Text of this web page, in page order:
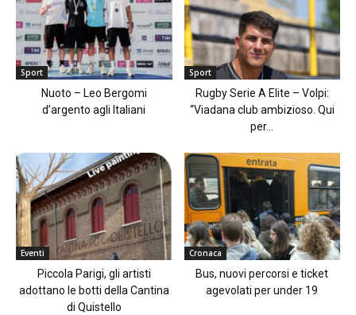
Sport
Nuoto – Leo Bergomi
d’argento agli Italiani
Sport
Rugby Serie A Elite – Volpi:
“Viadana club ambizioso. Qui
per...
Eventi
Piccola Parigi, gli artisti
adottano le botti della Cantina
di Quistello
Cronaca
Bus, nuovi percorsi e ticket
agevolati per under 19